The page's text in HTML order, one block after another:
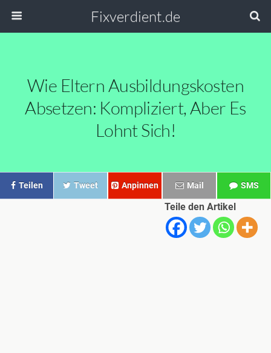
Fixverdient.de
Wie Eltern Ausbildungskosten
Absetzen: Kompliziert, Aber Es
Lohnt Sich!
Teilen Tweet Anpinnen Mail SMS
Teile den Artikel